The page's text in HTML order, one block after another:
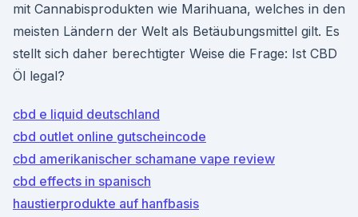
mit Cannabisprodukten wie Marihuana, welches in den
meisten Ländern der Welt als Betäubungsmittel gilt. Es
stellt sich daher berechtigter Weise die Frage: Ist CBD
Öl legal?
cbd e liquid deutschland
cbd outlet online gutscheincode
cbd amerikanischer schamane vape review
cbd effects in spanisch
haustierprodukte auf hanfbasis